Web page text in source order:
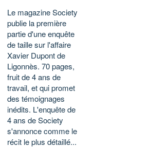
Le magazine Society
publie la première
partie d'une enquête
de taille sur l'affaire
Xavier Dupont de
Ligonnès. 70 pages,
fruit de 4 ans de
travail, et qui promet
des témoignages
inédits. L'enquête de
4 ans de Society
s'annonce comme le
récit le plus détaillé...